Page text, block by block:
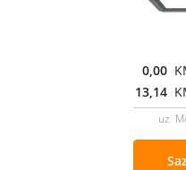
0,00
13,14
uz